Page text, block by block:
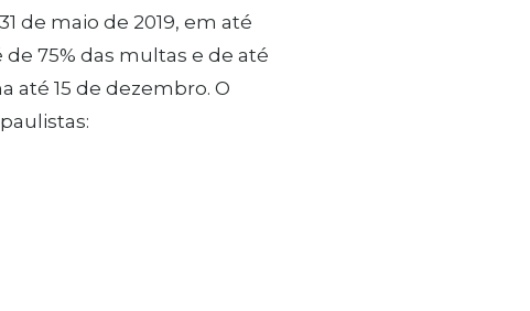
de maio de 2019, em até
75% das multas e de até
até 15 de dezembro. O